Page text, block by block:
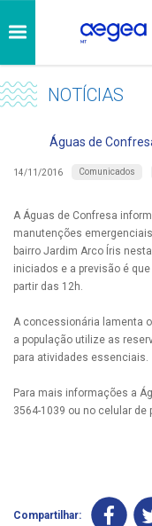
NOTÍCIAS
Águas de
14/11/2016 Comunicados
A Águas de Confresa
manutenções
bairro Jardim Arco Íris
iniciados e a previsão é
partir das 12h.
A concessionária lamenta
a população utilize as
para atividades essenciais.
Para mais informações a
3564-1039 ou no celular de
Compartilhar: